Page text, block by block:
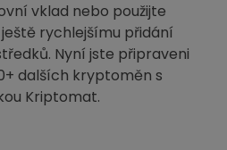
vklad nebo použijte
rychlejšímu přidání
Nyní jste připraveni
dalších kryptoměn s
Kriptomat.